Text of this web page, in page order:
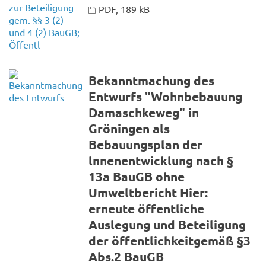
PDF, 189 kB
Bekanntmachung des
Entwurfs "Wohnbebauung
Damaschkeweg" in
Gröningen als
Bebauungsplan der
lnnenentwicklung nach §
13a BauGB ohne
Umweltbericht Hier:
erneute öffentliche
Auslegung und Beteiligung
der öffentlichkeitgemäß §3
Abs.2 BauGB